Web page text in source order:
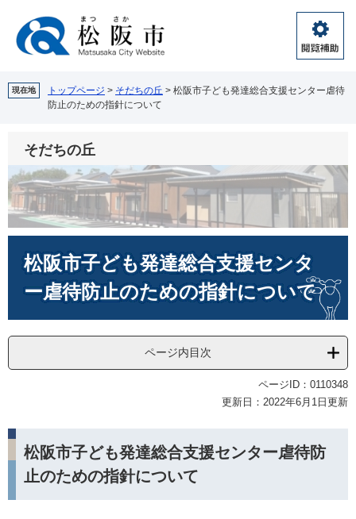
へ
閲
覧
助
現在地 トップページ > そだちの丘 > 松阪市子ども発達総合支援センター虐待
防止のための指針について
そだちの丘
松阪市子ども発達総合支援センタ
ー虐待防止のための指針について
ページ内目次
ページID：0110348
更新日：2022年6月1日更新
松阪市子ども発達総合支援センター虐待防
止のための指針について